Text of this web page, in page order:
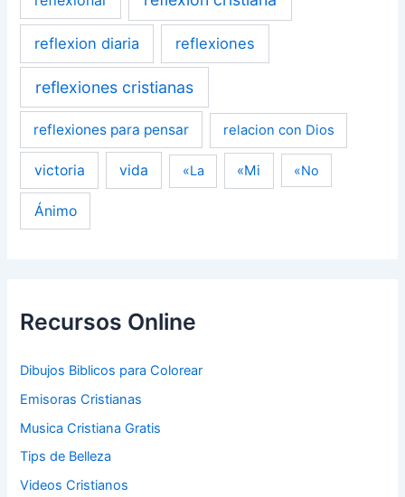
reflexion diaria reflexiones
reflexiones cristianas
reflexiones para pensar relacion con Dios
victoria vida «La «Mi «No
Ánimo
Recursos Online
Dibujos Biblicos para Colorear
Emisoras Cristianas
Musica Cristiana Gratis
Tips de Belleza
Videos Cristianos